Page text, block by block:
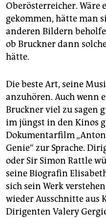
Oberösterreicher. Wäre
gekommen, hätte man
anderen Bildern
ob Bruckner dann
hätte.
Die beste Art, seine
anzuhören. Auch wenn
Bruckner viel zu sagen
im jüngst in den Kinos
Dokumentarfilm
Genie“ zur Sprache.
oder Sir Simon Rattle
seine Biografin
sich sein Werk
wieder Ausschnitte aus
Dirigenten Valery